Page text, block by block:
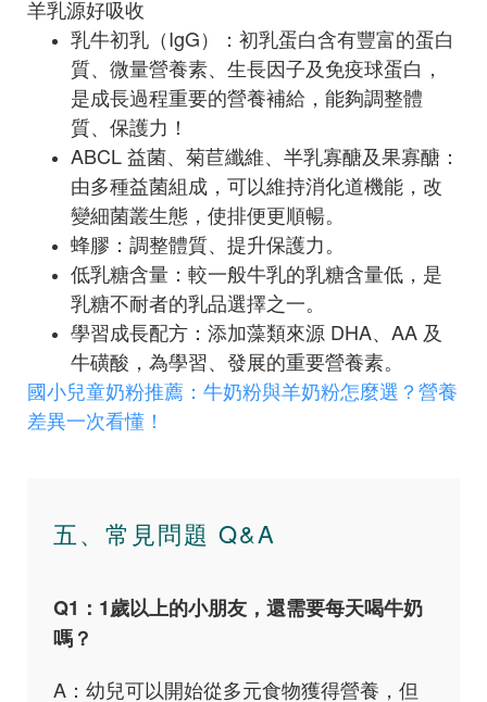
羊乳源好吸收
乳牛初乳（IgG）：初乳蛋白含有豐富的蛋白
質、微量營養素、生長因子及免疫球蛋白，
是成長過程重要的營養補給，能夠調整體
質、保護力！
ABCL 益菌、菊苣纖維、半乳寡醣及果寡醣：
由多種益菌組成，可以維持消化道機能，改
變細菌叢生態，使排便更順暢。
蜂膠：調整體質、提升保護力。
低乳糖含量：較一般牛乳的乳糖含量低，是
乳糖不耐者的乳品選擇之一。
學習成長配方：添加藻類來源 DHA、AA 及
牛磺酸，為學習、發展的重要營養素。
國小兒童奶粉推薦：牛奶粉與羊奶粉怎麼選？營養
差異一次看懂！
五、常見問題 Q&A
Q1：1歲以上的小朋友，還需要每天喝牛奶
嗎？
A：幼兒可以開始從多元食物獲得營養，但